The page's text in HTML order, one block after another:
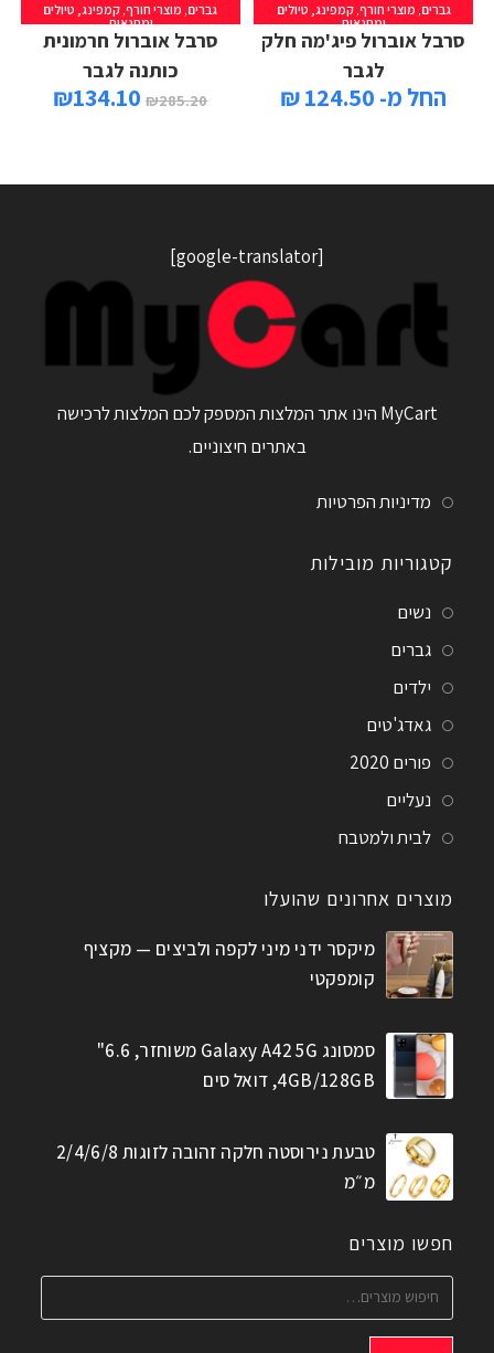
גברים, מוצרי חורף,קמפינג, טיולים
ומחנאות
סרבל אוברול פיג'מה חלק
לגבר
החל מ- 124.50 ₪
גברים, מוצרי חורף, קמפינג, טיולים
ומחנאות
סרבל אוברול חרמונית
כותנה לגבר
₪285.20
₪134.10
[google-translator]
MyCart הינו אתר המלצות המספק לכם המלצות לרכישה
באתרים חיצוניים.
מדיניות הפרטיות
קטגוריות מובילות
נשים
גברים
ילדים
גאדג'טים
פורים 2020
נעליים
לבית ולמטבח
מוצרים אחרונים שהועלו
מיקסר ידני מיני לקפה ולביצים — מקציף
קומפקטי
סמסונג Galaxy A42 5G משוחזר, 6.6"
4GB/128GB, דואל סים
טבעת נירוסטה חלקה זהובה לזוגות 2/4/6/8
מ״מ
חפשו מוצרים